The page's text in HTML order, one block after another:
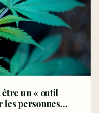
être un « outil
personnes